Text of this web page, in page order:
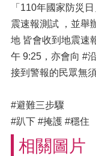
「110年國家防災
震速報測試 ，並舉
地 皆會收到地震速
午 9:25，亦會向 #
接到警報的民眾無須
#避難三步驟
#趴下 #掩護 #穩住
相關圖片